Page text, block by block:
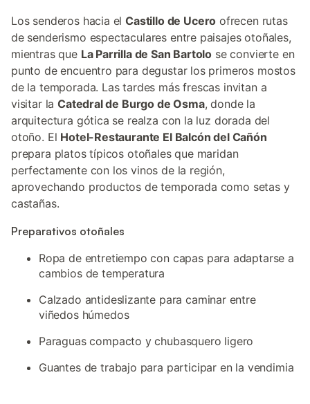
Los senderos hacia elCastillo de Ucero ofrecen rutas
de senderismo espectaculares entre paisajes otoñales,
mientras que La Parrilla de San Bartolo se convierte en
punto de encuentro para degustar los primeros mostos
de la temporada. Las tardes más frescas invitan a
visitar laCatedral de Burgo de Osma, donde la
arquitectura gótica se realza con la luz dorada del
otoño. El Hotel-Restaurante El Balcón del Cañón
prepara platos típicos otoñales que maridan
perfectamente con los vinos de la región,
aprovechando productos de temporada como setas y
castañas.
Preparativos otoñales
Ropa de entretiempo con capas para adaptarse a
cambios de temperatura
Calzado antideslizante para caminar entre
viñedos húmedos
Paraguas compacto y chubasquero ligero
Guantes de trabajo para participar en la vendimia